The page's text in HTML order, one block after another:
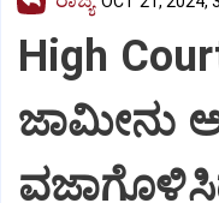
High
ಜಾಮೀನು